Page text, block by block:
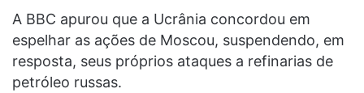
A BBC apurou que a Ucrânia concordou em
espelhar as ações de Moscou, suspendendo, em
resposta, seus próprios ataques a refinarias de
petróleo russas.